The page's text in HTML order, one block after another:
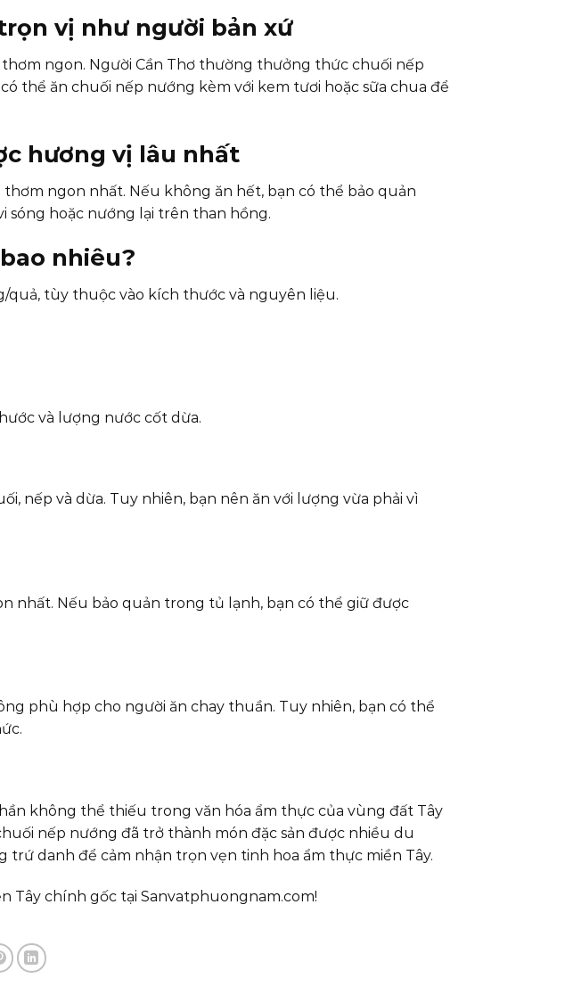
vị như người bản xứ
ngon. Người Cần Thơ thường thưởng thức chuối nếp
thể ăn chuối nếp nướng kèm với kem tươi hoặc sữa chua để
hương vị lâu nhất
ngon nhất. Nếu không ăn hết, bạn có thể bảo quản
sóng hoặc nướng lại trên than hồng.
nhiêu?
quả, tùy thuộc vào kích thước và nguyên liệu.
và lượng nước cốt dừa.
nếp và dừa. Tuy nhiên, bạn nên ăn với lượng vừa phải vì
nhất. Nếu bảo quản trong tủ lạnh, bạn có thể giữ được
phù hợp cho người ăn chay thuần. Tuy nhiên, bạn có thể
không thể thiếu trong văn hóa ẩm thực của vùng đất Tây
nếp nướng đã trở thành món đặc sản được nhiều du
danh để cảm nhận trọn vẹn tinh hoa ẩm thực miền Tây.
Tây chính gốc tại Sanvatphuongnam.com!